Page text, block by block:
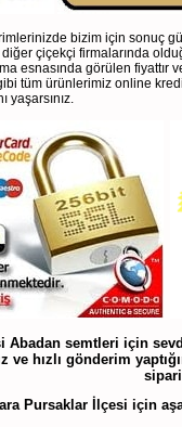
bizim için sonuç
çiçekçi firmalarında
esnasında görülen fiyattır
tüm ürünlerimiz online
yaşarsınız.
Abadan semtleri için
ve hızlı gönderim
Pursaklar İlçesi için